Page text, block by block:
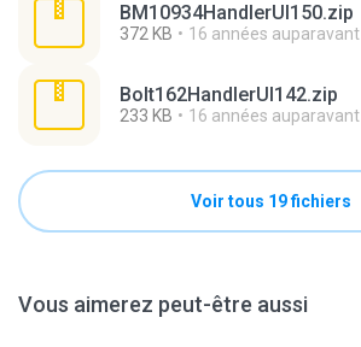
BM10934HandlerUI150.zip
372 KB 16 années auparavant
Bolt162HandlerUI142.zip
233 KB 16 années auparavant
Voir tous 19 fichiers
Vous aimerez peut-être aussi